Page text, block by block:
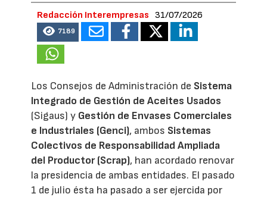
Redacción Interempresas 31/07/2026
7189
Los Consejos de Administración de Sistema
Integrado de Gestión de Aceites Usados
(Sigaus) y Gestión de Envases Comerciales
e Industriales (Genci), ambos Sistemas
Colectivos de Responsabilidad Ampliada
del Productor (Scrap), han acordado renovar
la presidencia de ambas entidades. El pasado
1 de julio ésta ha pasado a ser ejercida por